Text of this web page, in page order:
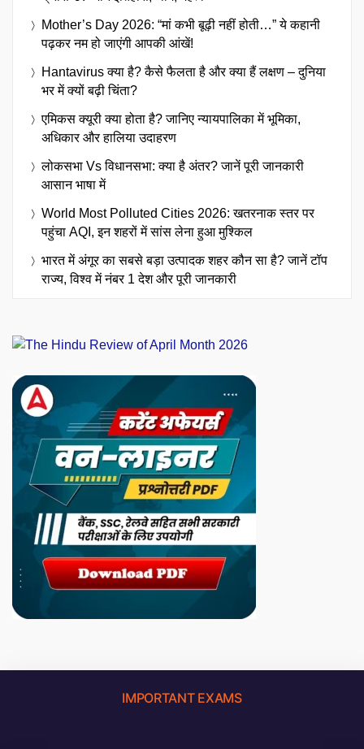
Mother’s Day 2026: “मां कभी बूढ़ी नहीं होती…” ये कहानी
पढ़कर नम हो जाएंगी आपकी आंखें!
Hantavirus क्या है? कैसे फैलता है और क्या हैं लक्षण – दुनिया
भर में क्यों बढ़ी चिंता?
एमिकस क्यूरी क्या होता है? जानिए न्यायपालिका में भूमिका,
अधिकार और हालिया उदाहरण
लोकसभा Vs विधानसभा: क्या है अंतर? जानें पूरी जानकारी
आसान भाषा में
World Most Polluted Cities 2026: खतरनाक स्तर पर
पहुंचा AQI, इन शहरों में सांस लेना हुआ मुश्किल
भारत में अंगूर का सबसे बड़ा उत्पादक शहर कौन सा है? जानें टॉप
राज्य, विश्व में नंबर 1 देश और पूरी जानकारी
IMPORTANT EXAMS